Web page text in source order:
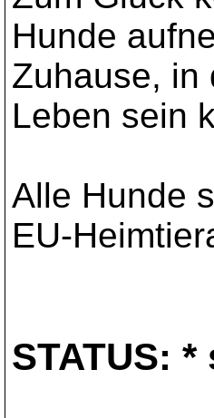
Hunde
Zuhause, in
Leben sein
Alle Hunde
EU-
STATUS: *